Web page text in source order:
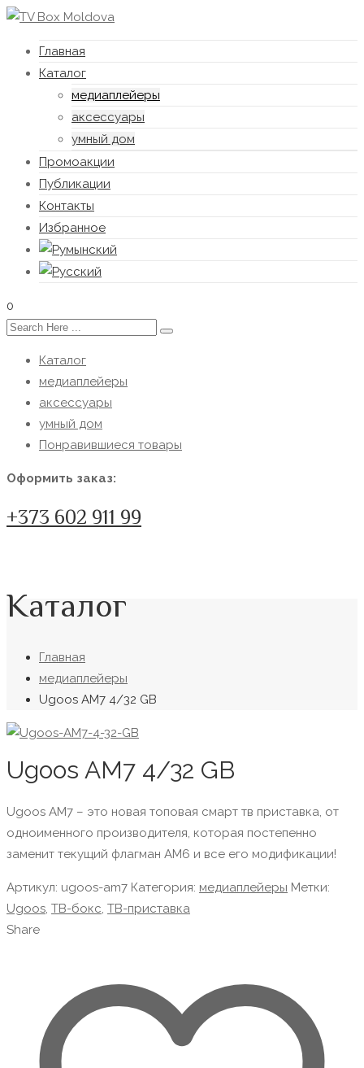
Главная
Каталог
медиаплейеры
аксессуары
умный дом
Промоакции
Публикации
Контакты
Избранное
0
Каталог
медиаплейеры
аксессуары
умный дом
Понравившиеся товары
Оформить заказ:
+373 602 911 99
Каталог
Главная
медиаплейеры
Ugoos AM7 4/32 GB
Ugoos AM7 4/32 GB
Ugoos AM7 – это новая топовая смарт тв приставка, от
одноименного производителя, которая постепенно
заменит текущий флагман AM6 и все его модификации!
Артикул: ugoos-am7 Категория: медиаплейеры Метки:
Ugoos, ТВ-бокс, ТВ-приставка
Share